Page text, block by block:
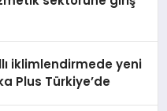
iklimlendirmede yeni
Plus Türkiye’de